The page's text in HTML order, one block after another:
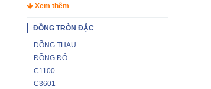
Xem thêm
ĐỒNG TRÒN ĐẶC
ĐỒNG THAU
ĐỒNG ĐỎ
C1100
C3601